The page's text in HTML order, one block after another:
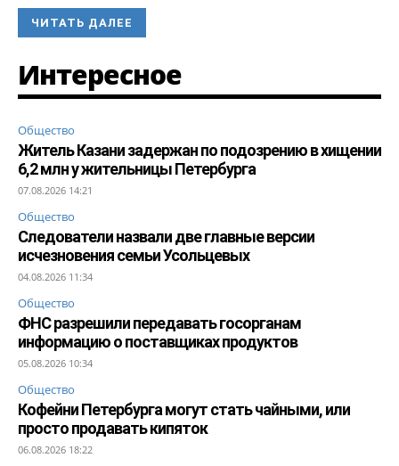
ЧИТАТЬ ДАЛЕЕ
Интересное
Общество
Житель Казани задержан по подозрению в хищении
6,2 млн у жительницы Петербурга
07.08.2026 14:21
Общество
Следователи назвали две главные версии
исчезновения семьи Усольцевых
04.08.2026 11:34
Общество
ФНС разрешили передавать госорганам
информацию о поставщиках продуктов
05.08.2026 10:34
Общество
Кофейни Петербурга могут стать чайными, или
просто продавать кипяток
06.08.2026 18:22